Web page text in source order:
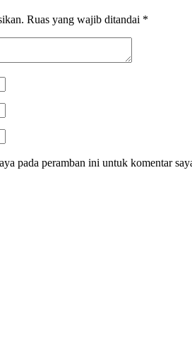
Ruas yang wajib ditandai *
pada peramban ini untuk komentar